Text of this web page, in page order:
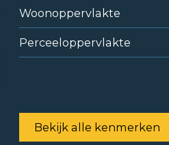
Woonoppervlakte
Perceeloppervlakte
Bekijk alle kenmerken